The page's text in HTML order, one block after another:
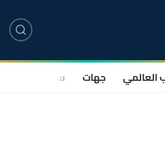
العالمي جهات سياسة